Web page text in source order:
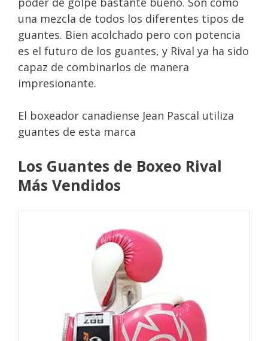
una mezcla de todos los diferentes tipos de
guantes. Bien acolchado pero con potencia
es el futuro de los guantes, y Rival ya ha sido
capaz de combinarlos de manera
impresionante.
El boxeador canadiense Jean Pascal utiliza
guantes de esta marca
Los Guantes de Boxeo Rival
Más Vendidos